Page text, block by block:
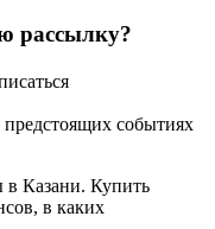
рассылку?
событиях
в Казани. Купить
в каких